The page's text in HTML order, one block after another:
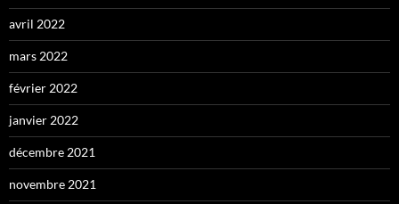
avril 2022
mars 2022
février 2022
janvier 2022
décembre 2021
novembre 2021